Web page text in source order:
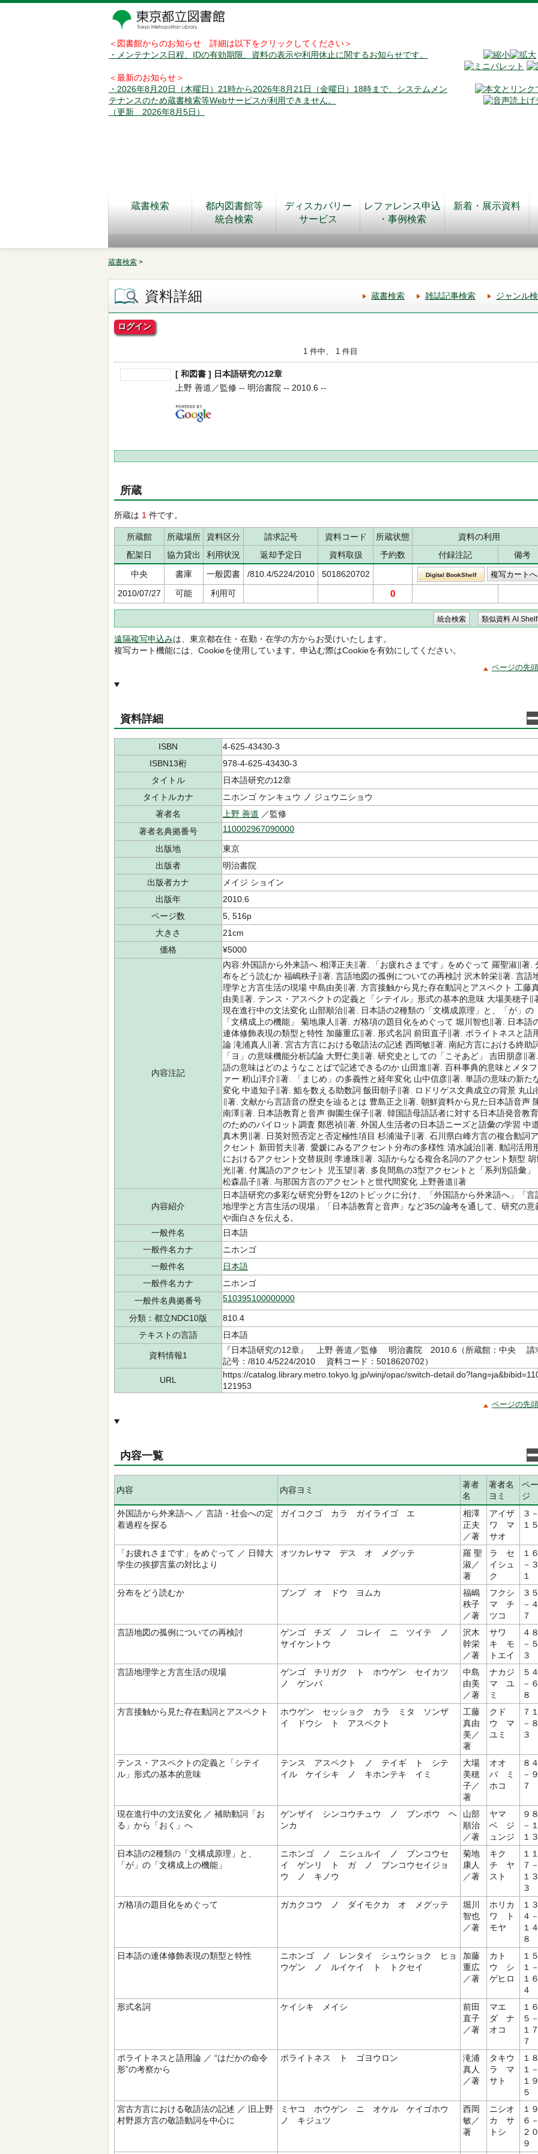
＜図書館からのお知らせ 詳細は以下をクリックしてください＞
・メンテナンス日程、IDの有効期限、資料の表示や利用休止に関するお知らせです。
＜最新のお知らせ＞
・2026年8月20日（木曜日）21時から2026年8月21日（金曜日）18時まで、システムメン
テナンスのため蔵書検索等Webサービスが利用できません。
（更新 2026年8月5日）
蔵書検索
都内図書館等
統合検索
ディスカバリー
サービス
レファレンス申込
・事例検索
新着・展示資料
蔵書検索 >
資料詳細 蔵書検索 雑誌記事検索 ジャンル
ログイン
1 件中、 1 件目
[ 和図書 ] 日本語研究の12章
上野 善道／監修 -- 明治書院 -- 2010.6 --
所蔵
所蔵は 1 件です。
所蔵館 所蔵場所 資料区分 請求記号 資料コード 所蔵状態
資料の利用
配架日
協力貸出 利用状況 返却予定日 資料取扱 予約数 付録注記
備考
中央
書庫 一般図書 /810.4/5224/2010 5018620702 Digital BookShelf
2010/07/27 可能 利用可 0
遠隔複写申込みは、東京都在住・在勤・在学の方からお受けいたします。
複写カート機能には、Cookieを使用しています。申込む際はCookieを有効にしてください。
ページの先
資料詳細
ISBN
4-625-43430-3
ISBN13桁
978-4-625-43430-3
タイトル
日本語研究の12章
タイトルカナ
ニホンゴ ケンキュウ ノ ジュウニショウ
著者名
上野 善道 ／監修
著者名典拠番号
110002967090000
出版地
東京
出版者
明治書院
出版者カナ
メイジ ショイン
出版年
2010.6
ページ数
5, 516p
大きさ
21cm
価格
¥5000
内容注記
内容:外国語から外来語へ 相澤正夫∥著. 「お疲れさまです」をめぐって 羅聖淑∥著.
布をどう読むか 福嶋秩子∥著. 言語地図の孤例についての再検討 沢木幹栄∥著. 言語
理学と方言生活の現場 中島由美∥著. 方言接触から見た存在動詞とアスペクト 工藤
由美∥著. テンス・アスペクトの定義と「シテイル」形式の基本的意味 大場美穂子∥
現在進行中の文法変化 山部順治∥著. 日本語の2種類の「文構成原理」と、「が」の
「文構成上の機能」 菊地康人∥著. ガ格項の題目化をめぐって 堀川智也∥著. 日本語
連体修飾表現の類型と特性 加藤重広∥著. 形式名詞 前田直子∥著. ポライトネスと語
論 滝浦真人∥著. 宮古方言における敬語法の記述 西岡敏∥著. 南紀方言における終助
「ヨ」の意味機能分析試論 大野仁美∥著. 研究史としての「こそあど」 吉田朋彦∥著.
語の意味はどのようなことばで記述できるのか 山田進∥著. 百科事典的意味とメタフ
ァー 籾山洋介∥著. 「まじめ」の多義性と経年変化 山中信彦∥著. 単語の意味の新た
変化 中道知子∥著. 鮨を数える助数詞 飯田朝子∥著. ロドリゲス文典成立の背景 丸山
∥著. 文献から言語音の歴史を辿るとは 豊島正之∥著. 朝鮮資料から見た日本語音声
南澤∥著. 日本語教育と音声 御園生保子∥著. 韓国語母語話者に対する日本語発音教育
のためのパイロット調査 鄭恩禎∥著. 外国人生活者の日本語ニーズと語彙の学習 中
真木男∥著. 日英対照否定と否定極性項目 杉浦滋子∥著. 石川県白峰方言の複合動詞ア
クセント 新田哲夫∥著. 愛媛にみるアクセント分布の多様性 清水誠治∥著. 動詞活用
におけるアクセント交替規則 李連珠∥著. 3語からなる複合名詞のアクセント類型 胡
光∥著. 付属語のアクセント 児玉望∥著. 多良間島の3型アクセントと「系列別語彙」
松森晶子∥著. 与那国方言のアクセントと世代間変化 上野善道∥著
内容紹介
日本語研究の多彩な研究分野を12のトピックに分け、「外国語から外来語へ」「言
地理学と方言生活の現場」「日本語教育と音声」など35の論考を通して、研究の意
や面白さを伝える。
一般件名
日本語
一般件名カナ
ニホンゴ
一般件名
日本語
一般件名カナ
ニホンゴ
一般件名典拠番号
510395100000000
分類：都立NDC10版
810.4
テキストの言語
日本語
資料情報1
『日本語研究の12章』 上野 善道／監修 明治書院 2010.6（所蔵館：中央 請
記号：/810.4/5224/2010 資料コード：5018620702）
URL
https://catalog.library.metro.tokyo.lg.jp/winj/opac/switch-
121953
ページの先
内容一覧
内容 内容ヨミ
著者
名
著者名
ヨミ
ペー
ジ
外国語から外来語へ ／ 言語・社会への定
着過程を探る
ガイコクゴ カラ ガイライゴ エ
相澤
正夫
／著
アイザ
ワ マ
サオ
３
１
「お疲れさまです」をめぐって ／ 日韓大
学生の挨拶言葉の対比より
オツカレサマ デス オ メグッテ
羅 聖
淑／
著
ラ セ
イシュ
ク
１
－
１
分布をどう読むか
ブンプ オ ドウ ヨムカ
福嶋
秩子
／著
フクシ
マ チ
ツコ
３
－
７
言語地図の孤例についての再検討
ゲンゴ チズ ノ コレイ ニ ツイテ ノ
サイケントウ
沢木
幹栄
／著
サワ
キ モ
トエイ
４
－
３
言語地理学と方言生活の現場
ゲンゴ チリガク ト ホウゲン セイカツ
ノ ゲンバ
中島
由美
／著
ナカジ
マ ユ
ミ
５
－
８
方言接触から見た存在動詞とアスペクト
ホウゲン セッショク カラ ミタ ソンザ
イ ドウシ ト アスペクト
工藤
真由
美／
著
クド
ウ マ
ユミ
７
－
３
テンス・アスペクトの定義と「シテイ
ル」形式の基本的意味
テンス アスペクト ノ テイギ ト シテ
イル ケイシキ ノ キホンテキ イミ
大場
美穂
子／
著
オオ
バ ミ
ホコ
８
－
７
現在進行中の文法変化 ／ 補助動詞「お
る」から「おく」へ
ゲンザイ シンコウチュウ ノ ブンポウ ヘ
ンカ
山部
順治
／著
ヤマ
ベ ジ
ュンジ
９
－
１
日本語の2種類の「文構成原理」と、
「が」の「文構成上の機能」
ニホンゴ ノ ニシュルイ ノ ブンコウセ
イ ゲンリ ト ガ ノ ブンコウセイジョ
ウ ノ キノウ
菊地
康人
／著
キク
チ ヤ
スト
１
７
１
３
ガ格項の題目化をめぐって
ガカクコウ ノ ダイモクカ オ メグッテ
堀川
智也
／著
ホリカ
ワ ト
モヤ
１
４
１
８
日本語の連体修飾表現の類型と特性
ニホンゴ ノ レンタイ シュウショク ヒョ
ウゲン ノ ルイケイ ト トクセイ
加藤
重広
／著
カト
ウ シ
ゲヒロ
１
１
１
４
形式名詞
ケイシキ メイシ
前田
直子
／著
マエ
ダ ナ
オコ
１
５
１
７
ポライトネスと語用論 ／ “はだかの命令
形”の考察から
ポライトネス ト ゴヨウロン
滝浦
真人
／著
タキウ
ラ マ
サト
１
１
１
５
宮古方言における敬語法の記述 ／ 旧上野
村野原方言の敬語動詞を中心に
ミヤコ ホウゲン ニ オケル ケイゴホウ
ノ キジュツ
西岡
敏／
著
ニシオ
カ サ
トシ
１
６
２
９